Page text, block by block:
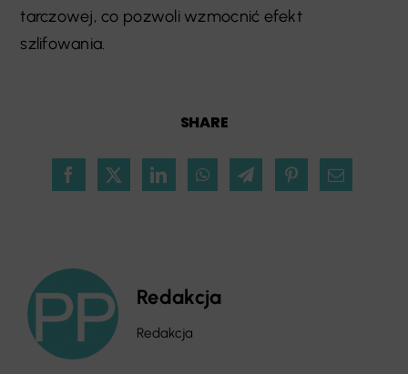
SHARE
tarczowej, co pozwoli wzmocnić efekt
szlifowania.
Redakcja
Redakcja